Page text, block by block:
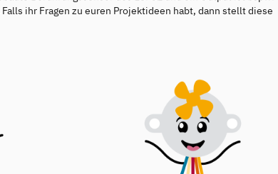
ihr Fragen zu euren Projektideen habt, dann stellt diese